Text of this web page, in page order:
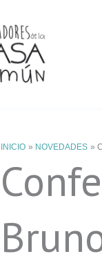
INICIO NOVEDADES